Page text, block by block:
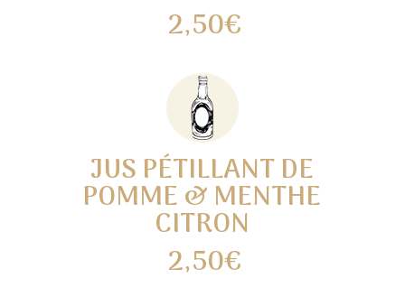
2,50€
JUS PÉTILLANT DE
POMME & MENTHE
CITRON
2,50€